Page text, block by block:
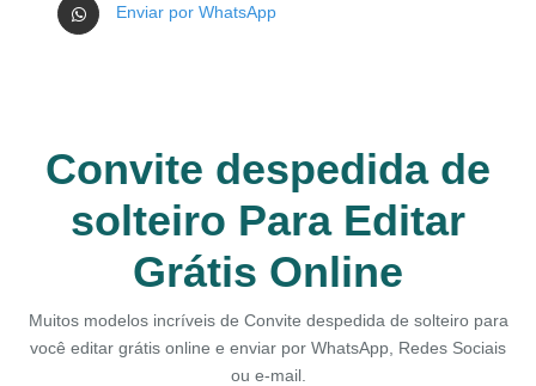
Enviar por WhatsApp
Convite despedida de
solteiro Para Editar
Grátis Online
Muitos modelos incríveis de Convite despedida de solteiro para
você editar grátis online e enviar por WhatsApp, Redes Sociais
ou e-mail.